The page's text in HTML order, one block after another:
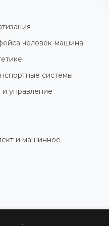
человек-машина
системы
и управление
и машинное